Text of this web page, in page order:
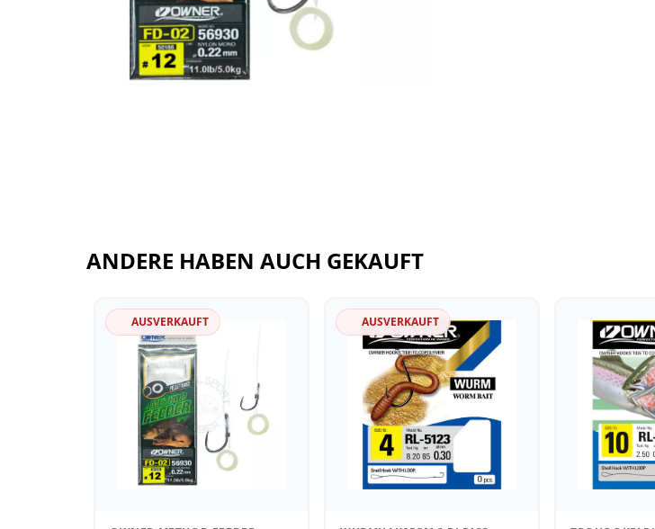
ANDERE HABEN AUCH GEKAUFT
AUSVERKAUFT AUSVERKAUFT